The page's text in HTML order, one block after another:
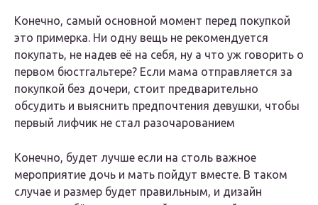
Конечно, самый основной момент перед покупкой
это примерка. Ни одну вещь не рекомендуется
покупать, не надев её на себя, ну а что уж говорить о
первом бюстгальтере? Если мама отправляется за
покупкой без дочери, стоит предварительно
обсудить и выяснить предпочтения девушки, чтобы
первый лифчик не стал разочарованием
Конечно, будет лучше если на столь важное
мероприятие дочь и мать пойдут вместе. В таком
случае и размер будет правильным, и дизайн